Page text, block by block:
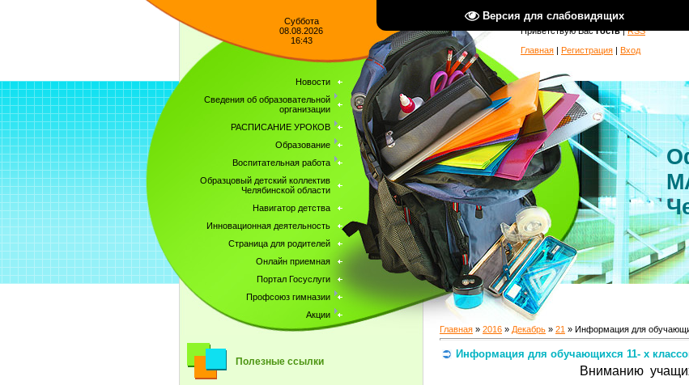
Версия для слабовидящих
Суббота
08.08.2026
16:43
Новости
Сведения об образовательной
организации
РАСПИСАНИЕ УРОКОВ
Образование
Воспитательная работа
Образцовый детский коллектив
Челябинской области
Навигатор детства
Инновационная деятельность
Страница для родителей
Онлайн приемная
Портал Госуслуги
Профсоюз гимназии
Акции
Полезные ссылки
Приветствую Вас Гость|RSS
Главная | Регистрация | Вход
Главная » 2016 » Декабрь » 21 » Информация для
Информация для обучающихся 11- х
Вниманию